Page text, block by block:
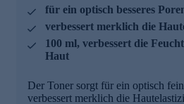
Glättet die Haut spürbar
Kann eine aufhellende
ECHIOSEB
für ein optisch besseres
verbessert merklich die
100 ml, verbessert die
Haut
Der Toner sorgt für ein optisch
verbessert merklich die